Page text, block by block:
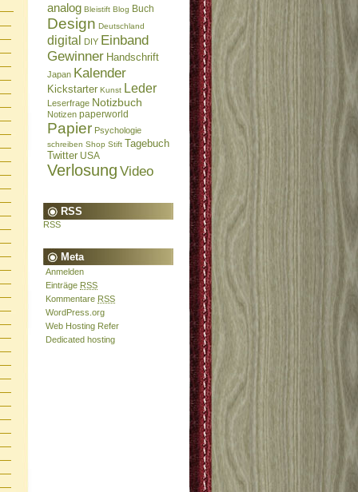
analog Bleistift Blog Buch
Design Deutschland
digital DIY Einband
Gewinner Handschrift
Japan Kalender
Kickstarter Kunst Leder
Leserfrage Notizbuch
Notizen paperworld
Papier Psychologie
schreiben Shop Stift Tagebuch
Twitter USA
Verlosung Video
RSS
RSS
Meta
Anmelden
Einträge RSS
Kommentare RSS
WordPress.org
Web Hosting Refer
Dedicated hosting